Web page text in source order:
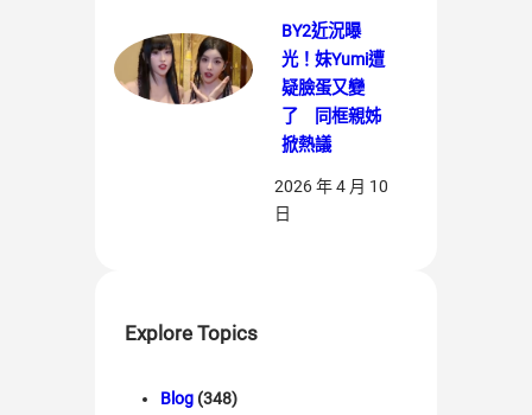
BY2近況曝
光！妹Yumi遭
疑臉蛋又變
了 同框親姊
掀熱議
2026 年 4 月 10
日
Explore Topics
Blog (348)